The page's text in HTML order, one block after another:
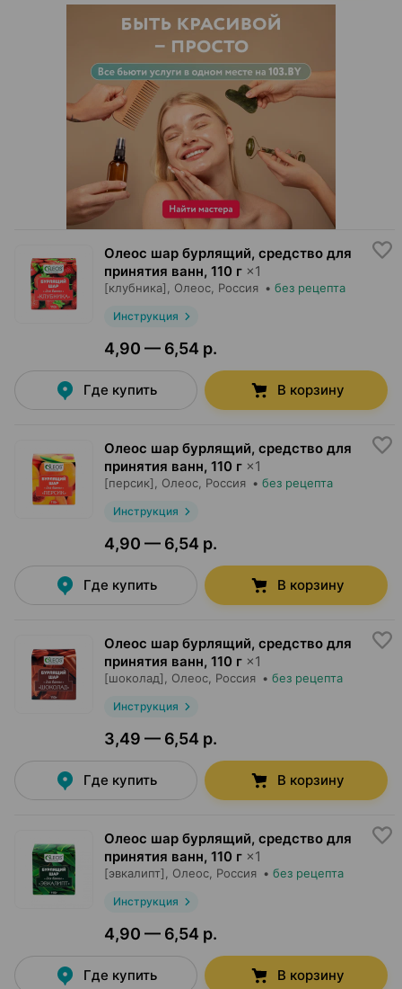
Олеос шар бурлящий, средство для
принятия ванн, 110 г ×1
[клубника], Олеос , Россия • без рецепта
Инструкция
4,90 — 6,54 р.
Где купить В корзину
Олеос шар бурлящий, средство для
принятия ванн, 110 г ×1
[персик], Олеос , Россия • без рецепта
Инструкция
4,90 — 6,54 р.
Где купить В корзину
Олеос шар бурлящий, средство для
принятия ванн, 110 г ×1
[шоколад], Олеос , Россия • без рецепта
Инструкция
3,49 — 6,54 р.
Где купить В корзину
Олеос шар бурлящий, средство для
принятия ванн, 110 г ×1
[эвкалипт], Олеос , Россия • без рецепта
Инструкция
4,90 — 6,54 р.
Где купить В корзину